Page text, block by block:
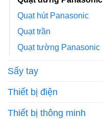
Quạt hút Panasonic
Quạt trần
Quạt tường Panasonic
Sấy tay
Thiết bị điện
Thiết bị thông minh